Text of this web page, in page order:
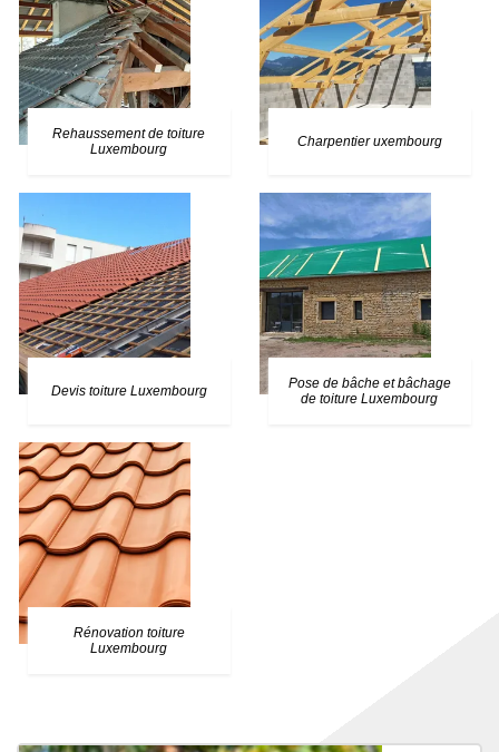
Rehaussement de toiture
Luxembourg
Charpentier uxembourg
Devis toiture Luxembourg
Pose de bâche et bâchage
de toiture Luxembourg
Rénovation toiture
Luxembourg